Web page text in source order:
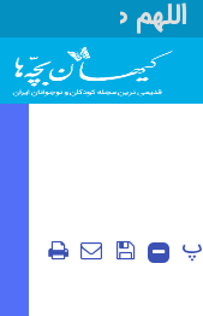
اللهم صل علی
پ